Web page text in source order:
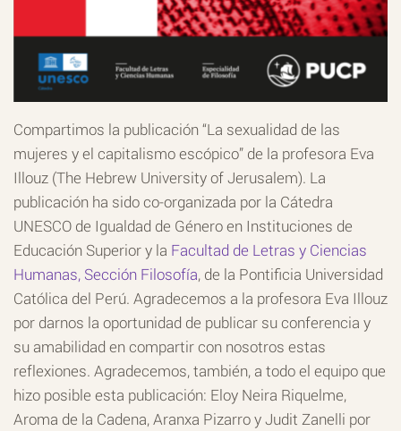
Compartimos la publicación “La sexualidad de las
mujeres y el capitalismo escópico” de la profesora Eva
Illouz (The Hebrew University of Jerusalem). La
publicación ha sido co-organizada por la Cátedra
UNESCO de Igualdad de Género en Instituciones de
Educación Superior y la Facultad de Letras y Ciencias
Humanas, Sección Filosofía, de la Pontificia Universidad
Católica del Perú. Agradecemos a la profesora Eva Illouz
por darnos la oportunidad de publicar su conferencia y
su amabilidad en compartir con nosotros estas
reflexiones. Agradecemos, también, a todo el equipo que
hizo posible esta publicación: Eloy Neira Riquelme,
Aroma de la Cadena, Aranxa Pizarro y Judit Zanelli por